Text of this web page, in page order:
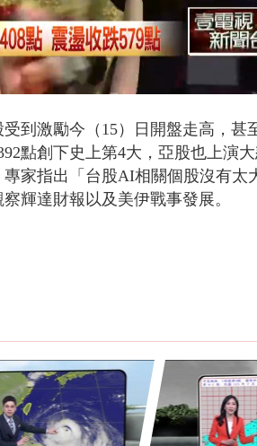
到激勵今（15）日開盤走高，甚
點創下史上第4大，亞股也上演
家指出「台股AI相關個股沒有太
輝達財報以及美伊戰事發展。